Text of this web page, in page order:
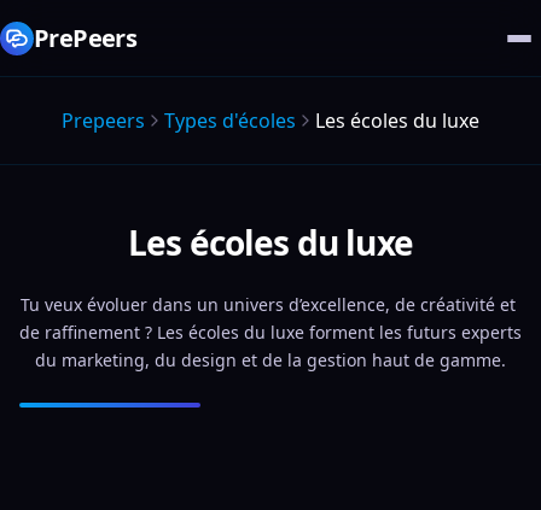
PrePeers
Prepeers Types d'écoles Les écoles du luxe
Les écoles du luxe
Tu veux évoluer dans un univers d’excellence, de créativité et
de raffinement ? Les écoles du luxe forment les futurs experts
du marketing, du design et de la gestion haut de gamme.